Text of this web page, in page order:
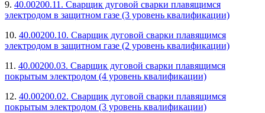
9. 40.00200.11. Сварщик дуговой сварки плавящимся
электродом в защитном газе (3 уровень квалификации)
10. 40.00200.10. Сварщик дуговой сварки плавящимся
электродом в защитном газе (2 уровень квалификации)
11. 40.00200.03. Сварщик дуговой сварки плавящимся
покрытым электродом (4 уровень квалификации)
12. 40.00200.02. Сварщик дуговой сварки плавящимся
покрытым электродом (3 уровень квалификации)